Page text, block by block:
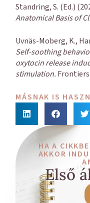
Standring, S. (Ed.)
Anatomical Basis of
Uvnäs-Moberg, K.,
Self-soothing
oxytocin release
stimulation.
MÁSNAK IS
HA A
AKKOR
Első